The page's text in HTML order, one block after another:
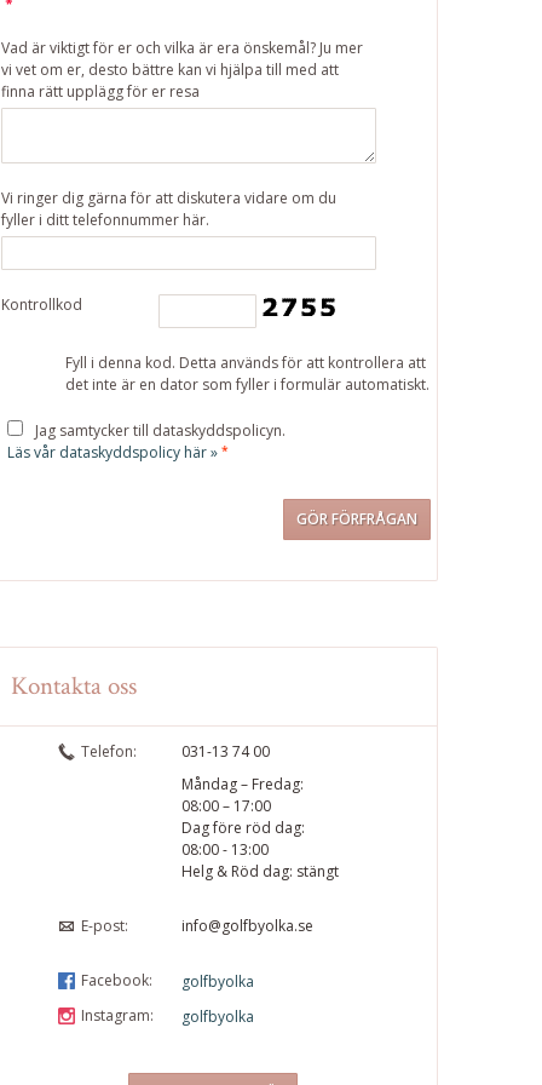
Vad är viktigt för er och vilka är era önskemål? Ju mer
vi vet om er, desto bättre kan vi hjälpa till med att
finna rätt upplägg för er resa
Vi ringer dig gärna för att diskutera vidare om du
fyller i ditt telefonnummer här.
Kontrollkod
Fyll i denna kod. Detta används för att kontrollera att
det inte är en dator som fyller i formulär automatiskt.
Jag samtycker till dataskyddspolicyn.
Läs vår dataskyddspolicy här » *
Kontakta oss
Telefon:
031-13 74 00
Måndag – Fredag:
08:00 – 17:00
Dag före röd dag:
08:00 - 13:00
Helg & Röd dag: stängt
E-post: info@golfbyolka.se
Facebook:
golfbyolka
Instagram:
golfbyolka